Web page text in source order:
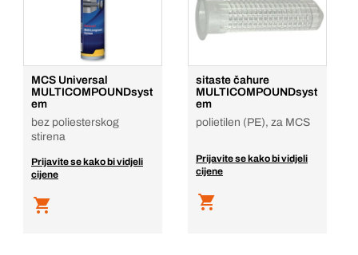
MCS Universal
MULTICOMPOUNDsyst
em
bez poliesterskog
stirena
Prijavite se kako bi vidjeli
cijene
sitaste čahure
MULTICOMPOUNDsyst
em
polietilen (PE), za MCS
Prijavite se kako bi vidjeli
cijene